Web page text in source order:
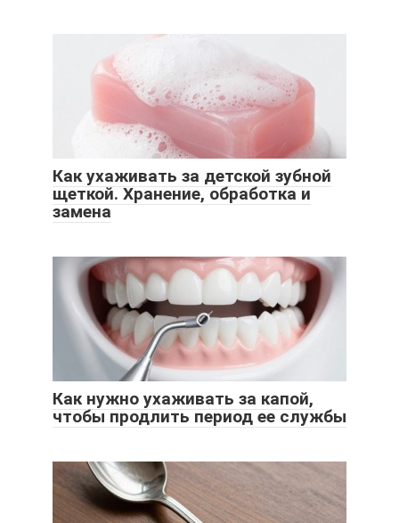
Как ухаживать за детской зубной
щеткой. Хранение, обработка и
замена
Как нужно ухаживать за капой,
чтобы продлить период ее службы